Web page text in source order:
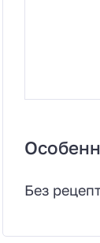
Без